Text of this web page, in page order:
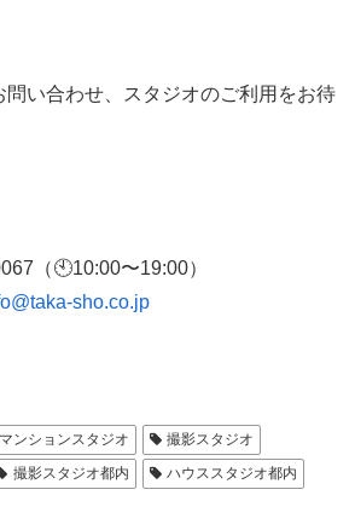
問い合わせ、スタジオのご利用をお待
（🕙10:00〜19:00）
sho.co.jp
マンションスタジオ
撮影スタジオ
撮影スタジオ都内 ハウススタジオ都内